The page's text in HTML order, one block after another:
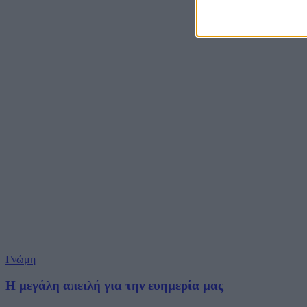
Γνώμη
Η μεγάλη απειλή για την ευημερία μας